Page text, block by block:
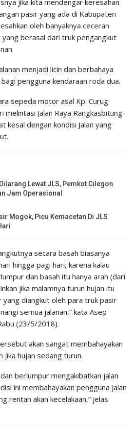
pasir yang ada di Kabupaten
oleh banyaknya ceceran
berasal dari truk pengangkut
menjadi licin dan berbahaya
pengguna kendaraan roda dua.
sepeda motor asal Kp. Curug
melintasi Jalan Raya Rangkasbitung-
kesal dengan kondisi Jalan yang
Lewat JLS, Pemkot Cilegon
Jam Operasional
Mogok, Picu Kemacetan Di JLS
secara basah biasanya
hingga pagi hari, karena kalau
dan basah itu hanya arah (dari
jika malamnya turun hujan itu
diangkut oleh para truk pasir
semua jalanan,” kata Asep
(23/5/2018).
akan sangat membahayakan
jika hujan sedang turun.
berlumpur mengakibatkan jalan
ini membahayakan pengguna jalan
rentan akan kecelakaan,” jelas